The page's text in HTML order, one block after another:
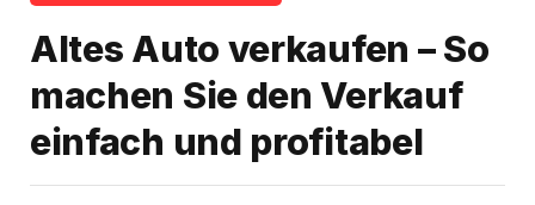
Altes Auto verkaufen – So
machen Sie den Verkauf
einfach und profitabel